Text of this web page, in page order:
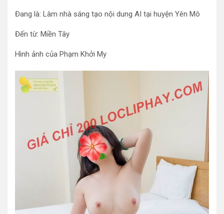
Đang là: Làm nhà sáng tạo nội dung AI tại huyện Yên Mô
Đến từ: Miền Tây
Hình ảnh của Phạm Khởi My